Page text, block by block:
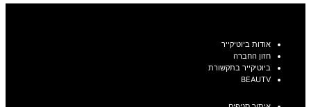
אודות ביוטיקייר
חזון החברה
ביוטיקייר בתקשורת
BEAUTV